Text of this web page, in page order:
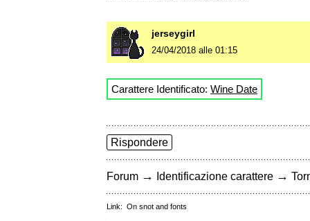
jerseygirl
24/04/2018 alle 01:15
Carattere Identificato: Wine Date
Rispondere
Forum → Identificazione carattere →
Link: On snot and fonts